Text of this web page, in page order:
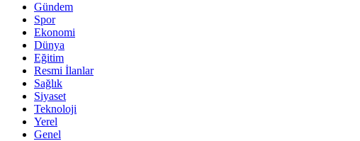
Gündem
Spor
Ekonomi
Dünya
Eğitim
Resmi İlanlar
Sağlık
Siyaset
Teknoloji
Yerel
Genel